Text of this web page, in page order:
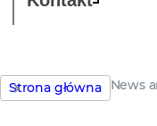
Strona główna News